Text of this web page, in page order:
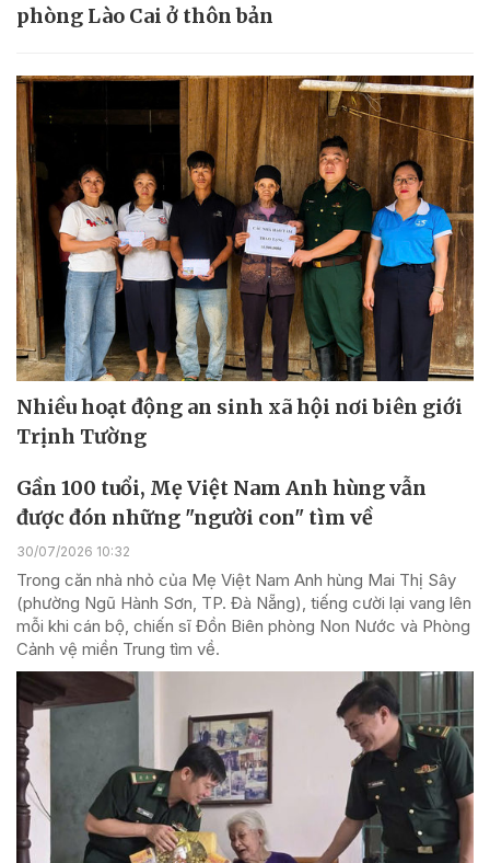
phòng Lào Cai ở thôn bản
Nhiều hoạt động an sinh xã hội nơi biên giới
Trịnh Tường
Gần 100 tuổi, Mẹ Việt Nam Anh hùng vẫn
được đón những "người con" tìm về
30/07/2026 10:32
Trong căn nhà nhỏ của Mẹ Việt Nam Anh hùng Mai Thị Sây
(phường Ngũ Hành Sơn, TP. Đà Nẵng), tiếng cười lại vang lên
mỗi khi cán bộ, chiến sĩ Đồn Biên phòng Non Nước và Phòng
Cảnh vệ miền Trung tìm về.